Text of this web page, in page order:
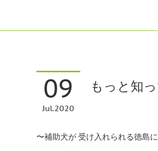
09
Jul 2020
もっと知
〜補助犬が 受け入れられる徳島